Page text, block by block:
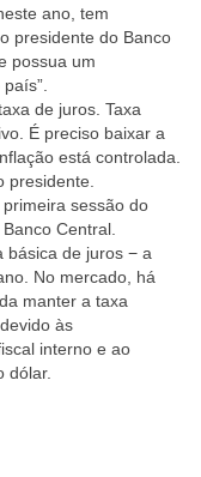
ano, tem
presidente do Banco
possua um
de juros. Taxa
É preciso baixar a
está controlada.
presidente.
sessão do
Central.
básica de juros − a
No mercado, há
manter a taxa
às
interno e ao
dólar.